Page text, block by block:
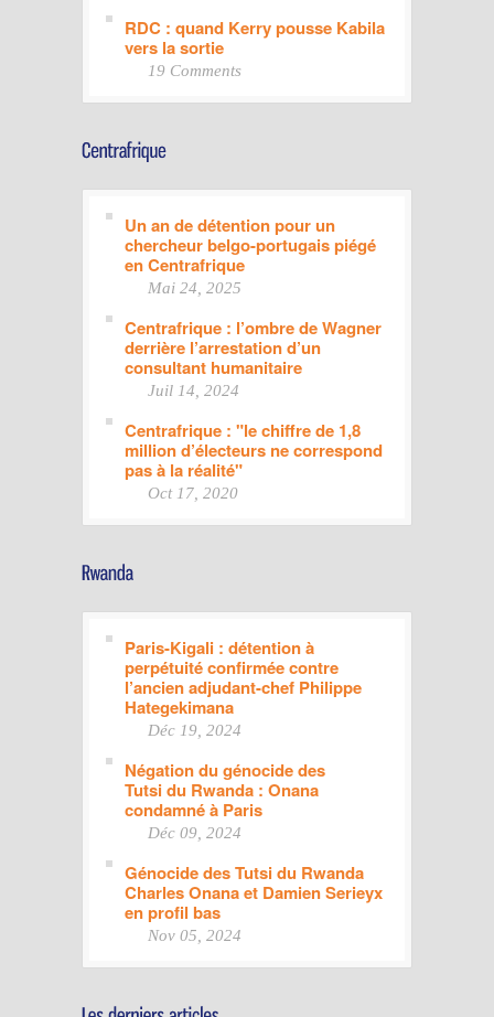
RDC : quand Kerry pousse Kabila
vers la sortie
19 Comments
Un an de détention pour un
chercheur belgo-portugais piégé
en Centrafrique
Mai 24, 2025
Centrafrique : l’ombre de Wagner
derrière l’arrestation d’un
consultant humanitaire
Juil 14, 2024
Centrafrique : "le chiffre de 1,8
million d’électeurs ne correspond
pas à la réalité"
Oct 17, 2020
Paris-Kigali : détention à
perpétuité confirmée contre
l’ancien adjudant-chef Philippe
Hategekimana
Déc 19, 2024
Négation du génocide des
Tutsi du Rwanda : Onana
condamné à Paris
Déc 09, 2024
Génocide des Tutsi du Rwanda
Charles Onana et Damien Serieyx
en profil bas
Nov 05, 2024